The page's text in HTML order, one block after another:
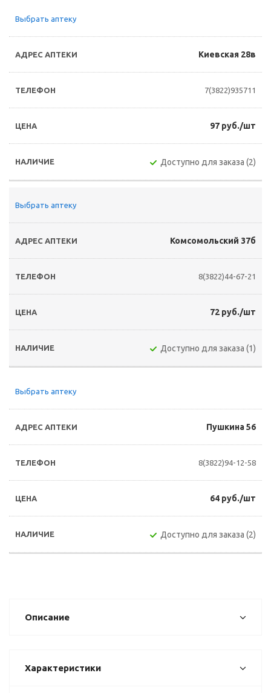
Выбрать аптеку
Киевская 28в
7(3822)935711
97 руб./шт
Доступно для заказа (2)
Выбрать аптеку
Комсомольский 37б
8(3822)44-67-21
72 руб./шт
Доступно для заказа (1)
Выбрать аптеку
Пушкина 56
8(3822)94-12-58
64 руб./шт
Доступно для заказа (2)
Описание
Характеристики